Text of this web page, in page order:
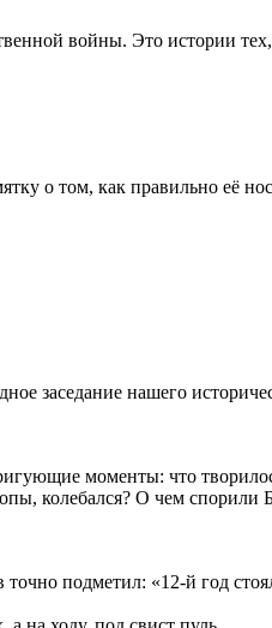
войны. Это истории
о том, как правильно её
заседание нашего
моменты: что
колебался? О чем спорили
подметил: «12-й год